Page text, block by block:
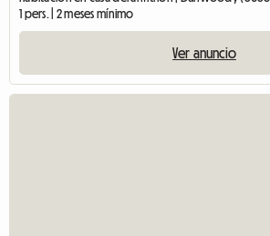
1 pers. | 2 meses mínimo
Ver anuncio